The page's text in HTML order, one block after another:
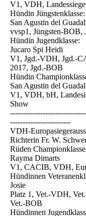
V1, VDH,
Hündin Jüngstenklasse:
San Agustin del
vvsp1, Jüngsten-BOB,
Hündin Jugendklasse:
Jucaro Spi Heidi
V1, Jgd.-VDH, Jgd.-
2017, Jgd.-BOB
Hündin
San Agustin del
V1, VDH, bH,
Show
------------------------
VDH-
Richterin Fr. W.
Rüden
Rayma Dimarts
V1, CACIB, VDH,
Hündinnen
Josie
Platz 1, Vet.-VDH,
Vet.-BOB
Hündinnen